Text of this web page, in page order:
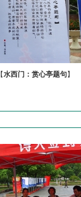
【水西门：赏心亭题句】